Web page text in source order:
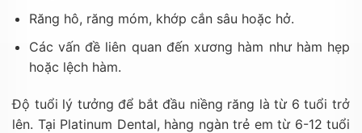
Răng hô, răng móm, khớp cắn sâu hoặc hở.
Các vấn đề liên quan đến xương hàm như hàm hẹp
hoặc lệch hàm.
Độ tuổi lý tưởng để bắt đầu niềng răng là từ 6 tuổi trở
lên. Tại Platinum Dental, hàng ngàn trẻ em từ 6-12 tuổi